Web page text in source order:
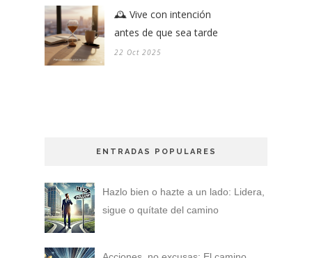
🕰️ Vive con intención
antes de que sea tarde
22 Oct 2025
ENTRADAS POPULARES
Hazlo bien o hazte a un lado: Lidera,
sigue o quítate del camino